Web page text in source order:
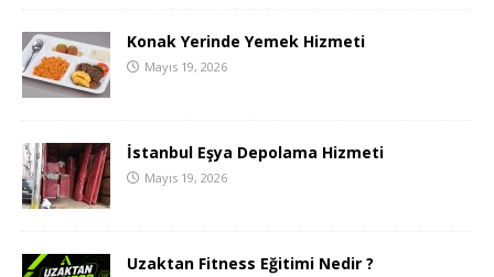
Konak Yerinde Yemek Hizmeti
Mayıs 19, 2026
İstanbul Eşya Depolama Hizmeti
Mayıs 19, 2026
Uzaktan Fitness Eğitimi Nedir ?